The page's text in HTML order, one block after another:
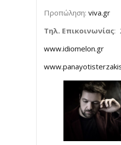
Προπώληση: viva.gr
Τηλ. Επικοινωνίας:
www.idiomelon.gr